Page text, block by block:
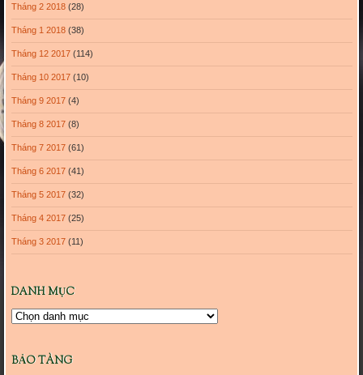
Tháng 2 2018(28)
Tháng 1 2018(38)
Tháng 12 2017(114)
Tháng 10 2017(10)
Tháng 9 2017(4)
Tháng 8 2017(8)
Tháng 7 2017(61)
Tháng 6 2017(41)
Tháng 5 2017(32)
Tháng 4 2017(25)
Tháng 3 2017(11)
DANH MỤC
Danh
BẢO TÀNG